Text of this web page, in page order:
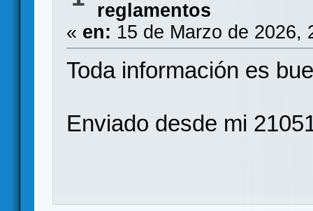
reglamentos
« en: 15 de Marzo de 2026,
Toda información es
Enviado desde mi